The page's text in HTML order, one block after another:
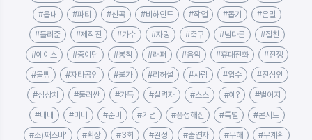
#읍내 #파티 #신곡 #비하인드 #작업 #돕기 #은밀
#들려준 #제작진 #가수 #자랑 #축구 #남다른 #절친
#에이스 #중이던 #봉착 #래퍼 #음악 #휴대전화 #전쟁
#몰빵 #자타공인 #불가 #리허설 #사람 #입수 #진심인
#심상치 #둘러싼 #가득 #실력자 #스스 #예? #벌어지
#내내 #미니 #준비 #기념 #풍성해진 #특별 #콘서트
#조)째즈바' #확장 #3회 #완성 #출연자 #무해 #무계획